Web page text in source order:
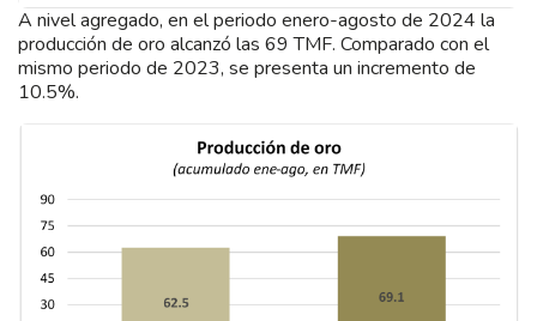
A nivel agregado, en el periodo enero-agosto de 2024 la
producción de oro alcanzó las 69 TMF. Comparado con el
mismo periodo de 2023, se presenta un incremento de
10.5%.